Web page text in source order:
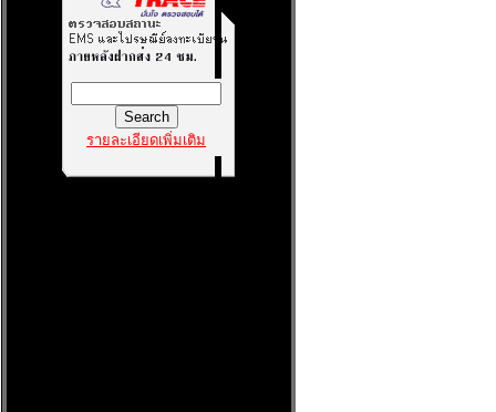
รายละเอียดเพิ่มเติม